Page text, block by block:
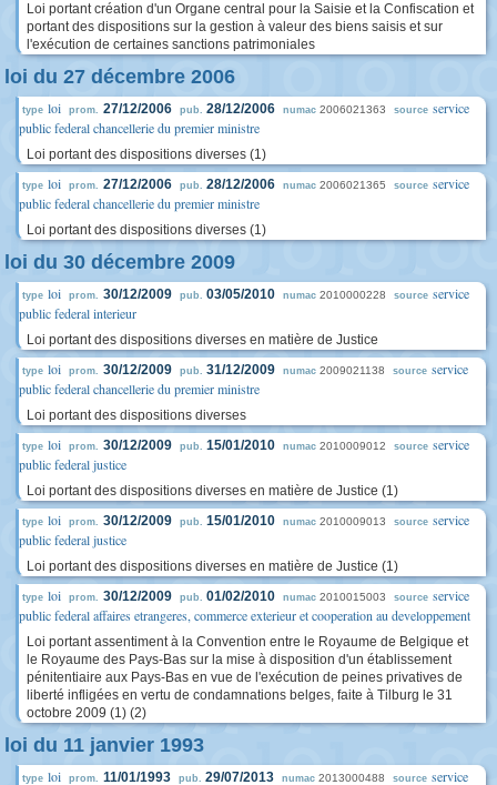
Loi portant création d'un Organe central pour la Saisie et la Confiscation et
portant des dispositions sur la gestion à valeur des biens saisis et sur
l'exécution de certaines sanctions patrimoniales
loi du 27 décembre 2006
type loi prom. 27/12/2006 pub. 28/12/2006 numac 2006021363 source service
public federal chancellerie du premier ministre
Loi portant des dispositions diverses (1)
type loi prom. 27/12/2006 pub. 28/12/2006 numac 2006021365 source service
public federal chancellerie du premier ministre
Loi portant des dispositions diverses (1)
loi du 30 décembre 2009
type loi prom. 30/12/2009 pub. 03/05/2010 numac 2010000228 source service
public federal interieur
Loi portant des dispositions diverses en matière de Justice
type loi prom. 30/12/2009 pub. 31/12/2009 numac 2009021138 source service
public federal chancellerie du premier ministre
Loi portant des dispositions diverses
type loi prom. 30/12/2009 pub. 15/01/2010 numac 2010009012 source service
public federal justice
Loi portant des dispositions diverses en matière de Justice (1)
type loi prom. 30/12/2009 pub. 15/01/2010 numac 2010009013 source service
public federal justice
Loi portant des dispositions diverses en matière de Justice (1)
type loi prom. 30/12/2009 pub. 01/02/2010 numac 2010015003 source service
public federal affaires etrangeres, commerce exterieur et cooperation au developpement
Loi portant assentiment à la Convention entre le Royaume de Belgique et
le Royaume des Pays-Bas sur la mise à disposition d'un établissement
pénitentiaire aux Pays-Bas en vue de l'exécution de peines privatives de
liberté infligées en vertu de condamnations belges, faite à Tilburg le 31
octobre 2009 (1) (2)
loi du 11 janvier 1993
type loi prom. 11/01/1993 pub. 29/07/2013 numac 2013000488 source service